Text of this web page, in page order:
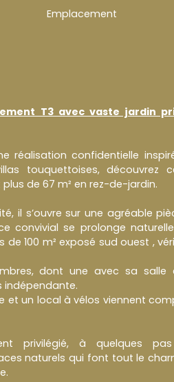
Emplacement
T3 avec vaste jardin
réalisation confidentielle
touquettoises, découvrez
de 67 m² en rez-de-jardin.
il s’ouvre sur une agréable
convivial se prolonge
100 m² exposé sud ouest ,
dont une avec sa salle
indépendante.
et un local à vélos viennent
privilégié, à quelques
naturels qui font tout le